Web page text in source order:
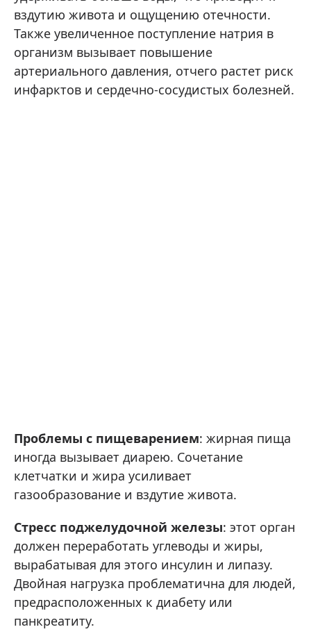
вздутию живота и ощущению отечности.
Также увеличенное поступление натрия в
организм вызывает повышение
артериального давления, отчего растет риск
инфарктов и сердечно-сосудистых болезней.
Проблемы с пищеварением: жирная пища
иногда вызывает диарею. Сочетание
клетчатки и жира усиливает
газообразование и вздутие живота.
Стресс поджелудочной железы: этот орган
должен переработать углеводы и жиры,
вырабатывая для этого инсулин и липазу.
Двойная нагрузка проблематична для людей,
предрасположенных к диабету или
панкреатиту.